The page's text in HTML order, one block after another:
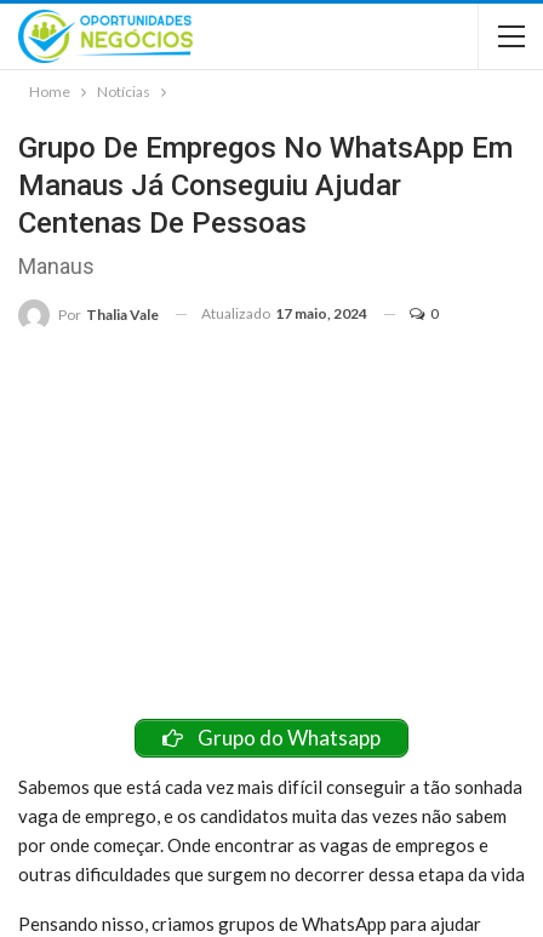
Home Notícias
Grupo De Empregos No WhatsApp Em
Manaus Já Conseguiu Ajudar
Centenas De Pessoas
Manaus
Por Thalia Vale Atualizado 17 maio, 2024 0
Grupo do Whatsapp
Sabemos que está cada vez mais difícil conseguir a tão sonhada
vaga de emprego, e os candidatos muita das vezes não sabem
por onde começar. Onde encontrar as vagas de empregos e
outras dificuldades que surgem no decorrer dessa etapa da vida
Pensando nisso, criamos grupos de WhatsApp para ajudar